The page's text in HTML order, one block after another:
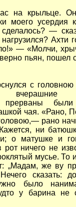
на крыльце.
моего усердия
—
Ахти
— «Молчи,
пьян, пошел
с
вчерашние
были
чая. «Рано,
рано
ни
о матушке и
рот ничего не
мусье. То
„Мадам, же ву
сказать:
было
у барина не